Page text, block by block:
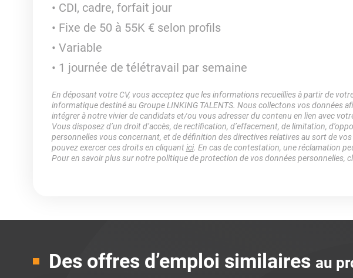
CDI, cadre, forfait jour
Fixe de 50 à 55K € selon profils
Variable
1 journée de télétravail par semaine
En déposant votre CV, vous acceptez que les informations recueillies à partir de
informatique destiné au Groupe LINKING TALENTS. Nous collectons vos données
intégrer à notre vivier de candidats et/ou vous adresser du contenu en lien avec
Vous disposez d’un droit d’accès, de rectification, d’effacement, de limitation,
personnelles vous concernant, et de définition des directives relatives au sort de
pouvez exercer ces droits en cliquantici. En cas de contestation, une réclamation
Pour en savoir plus sur notre politique de protection de vos données personnelles,
Des offres d’emploi similaires au